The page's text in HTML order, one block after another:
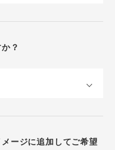
？
ージに追加してご希望